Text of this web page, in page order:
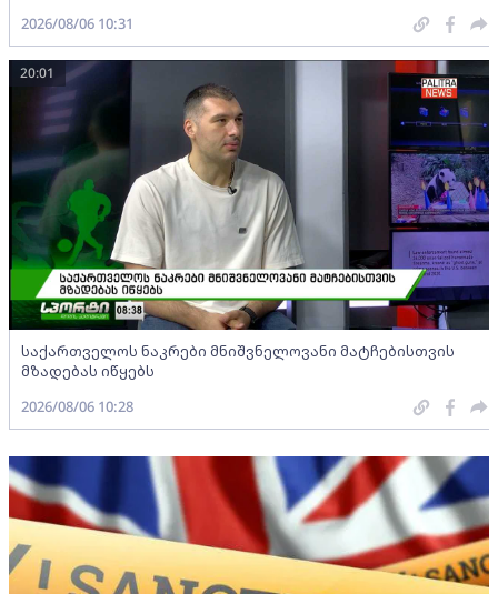
2026/08/06 10:31
საქართველოს ნაკრები მნიშვნელოვანი მატჩებისთვის
მზადებას იწყებს
20:01
2026/08/06 10:28